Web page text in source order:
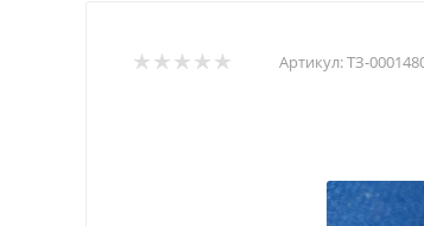
Артикул:ТЗ-